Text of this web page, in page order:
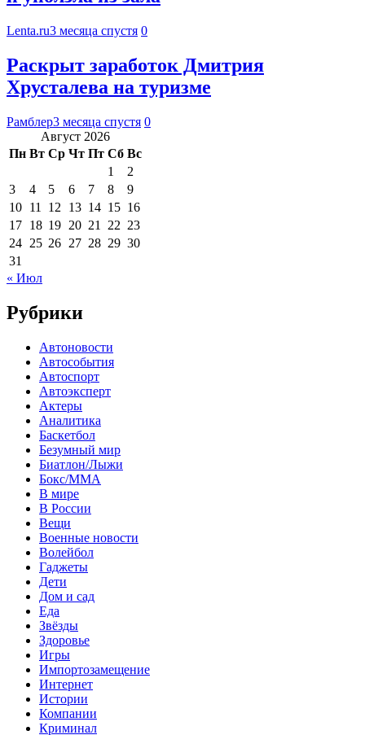
Lenta.ru3 месяца спустя 0
Раскрыт заработок Дмитрия
Хрусталева на туризме
Рамблер3 месяца спустя 0
Август 2026
Пн Вт Ср Чт Пт Сб Вс
1
2
3
4 5 6 7 8
9
10 11 12 13 14 15 16
17 18 19 20 21 22 23
24 25 26 27 28 29 30
31
« Июл
Рубрики
Автоновости
Автособытия
Автоспорт
Автоэксперт
Актеры
Аналитика
Баскетбол
Безумный мир
Биатлон/Лыжи
Бокс/MMA
В мире
В России
Вещи
Военные новости
Волейбол
Гаджеты
Дети
Дом и сад
Еда
Звёзды
Здоровье
Игры
Импортозамещение
Интернет
Истории
Компании
Криминал